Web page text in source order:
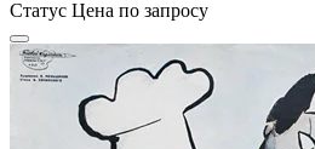
Статус Цена по запросу